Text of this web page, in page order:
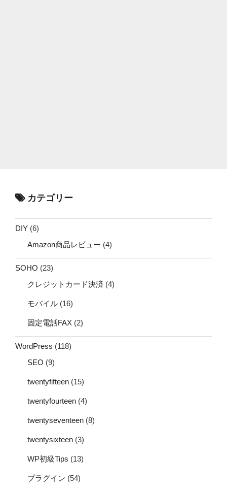
カテゴリー
DIY (6)
Amazon商品レビュー (4)
SOHO (23)
クレジットカード決済 (4)
モバイル (16)
固定電話FAX (2)
WordPress (118)
SEO (9)
twentyfifteen (15)
twentyfourteen (4)
twentyseventeen (8)
twentysixteen (3)
WP初級Tips (13)
プラグイン (54)